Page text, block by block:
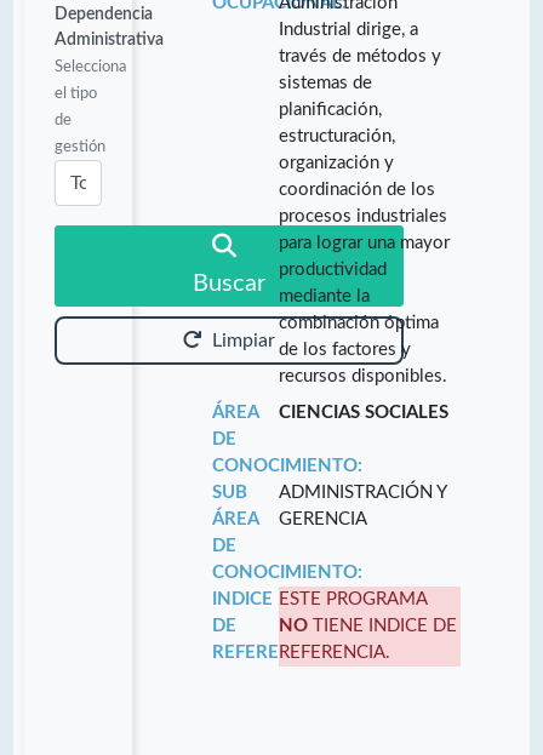
Dependencia
Administrativa
Selecciona
el tipo
de
gestión
Buscar
Limpiar
Industrial dirige, a
través de métodos y
sistemas de
planificación,
estructuración,
organización y
coordinación de los
procesos industriales
para lograr una mayor
productividad
mediante la
combinación óptima
de los factores y
recursos disponibles.
ÁREA
DE
CONOCIMIENTO:
CIENCIAS SOCIALES
SUB
ÁREA
DE
CONOCIMIENTO:
ADMINISTRACIÓN Y
GERENCIA
INDICE
DE
REFERENCIA:
ESTE PROGRAMA
NO TIENE INDICE DE
REFERENCIA.